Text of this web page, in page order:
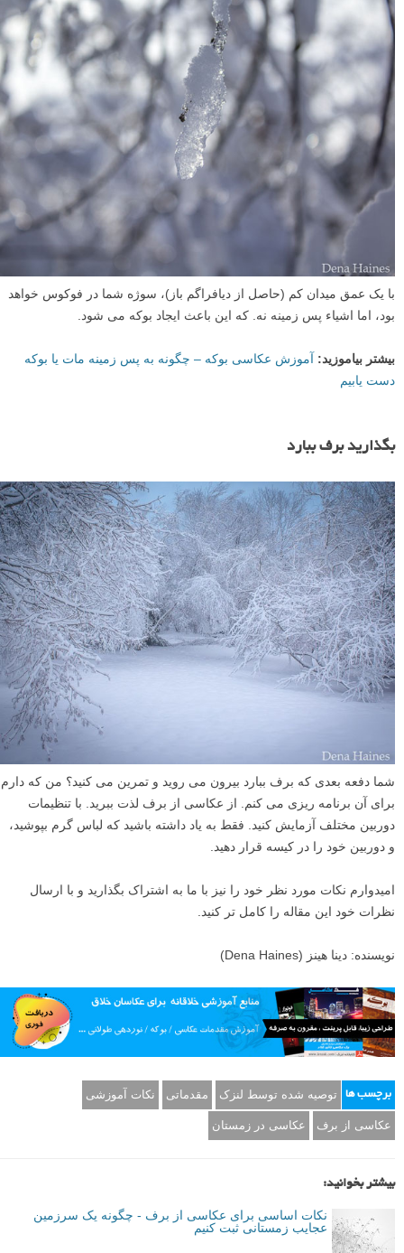
با یک عمق میدان کم (حاصل از دیافراگم باز)، سوژه شما در فوکوس خواهد
بود، اما اشیاء پس زمینه نه. که این باعث ایجاد بوکه می شود.
بیشتر بیاموزید: آموزش عکاسی بوکه – چگونه به پس زمینه مات یا بوکه
دست یابیم
بگذارید برف ببارد
شما دفعه بعدی که برف ببارد بیرون می روید و تمرین می کنید؟ من که دارم
برای آن برنامه ریزی می کنم. از عکاسی از برف لذت ببرید. با تنظیمات
دوربین مختلف آزمایش کنید. فقط به یاد داشته باشید که لباس گرم بپوشید،
و دوربین خود را در کیسه قرار دهید.
امیدوارم نکات مورد نظر خود را نیز با ما به اشتراک بگذارید و با ارسال
نظرات خود این مقاله را کامل تر کنید.
نویسنده: دینا هینز (Dena Haines)
برچسب ها توصیه شده توسط لنزک مقدماتی نکات آموزشی
عکاسی از برف عکاسی در زمستان
بیشتر بخوانید:
نکات اساسی برای عکاسی از برف - چگونه یک سرزمین
عجایب زمستانی ثبت کنیم